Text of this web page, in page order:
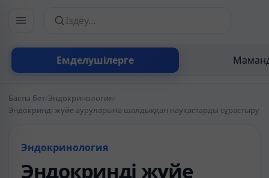
Емделушілерге
Сайттан іздеу
Басты бет/Эндокринология/
Эндокринді жүйе ауруларына шалдыққан науқастарды сұрастыру
Эндокринология
Эндокринді жүйе